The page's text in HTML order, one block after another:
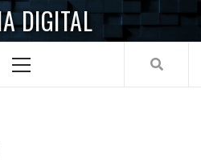
DIGITAL
Menu